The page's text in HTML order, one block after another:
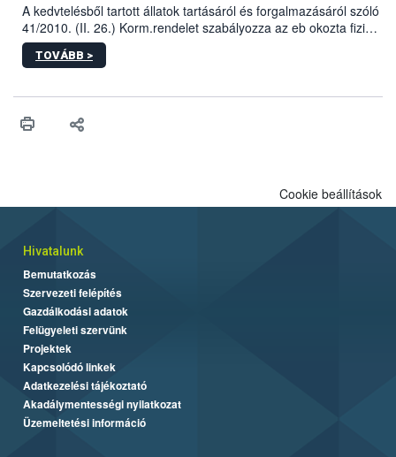
A kedvtelésből tartott állatok tartásáról és forgalmazásáról szóló
41/2010. (II. 26.) Korm.rendelet szabályozza az eb okozta fizikai
sérülés, illetve ennek veszélye keletkezésekor felmerülő
hatósági feladatokat, valamint a veszélyes eb tartását és annak
vonni az ebek viselkedésének megítélésében jártas szakértőt.
TOVÁBB >
Cookie beállítások
Hivatalunk
Bemutatkozás
Szervezeti felépítés
Gazdálkodási adatok
Felügyeleti szervünk
Projektek
Kapcsolódó linkek
Adatkezelési tájékoztató
Akadálymentességi nyilatkozat
Üzemeltetési információ